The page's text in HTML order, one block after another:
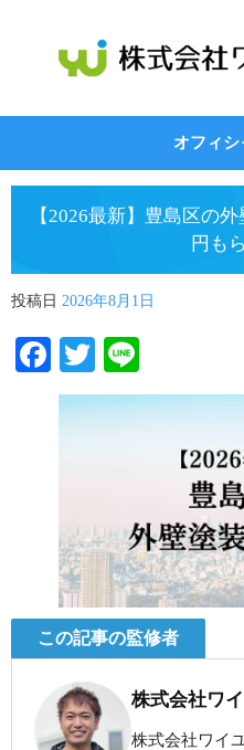
オフィシ
【2026最新】豊島区の
円も
投稿日 2026年8月1日
Facebook
Twitter
この記事の監修者
株式会社ワ
株式会社ワイ